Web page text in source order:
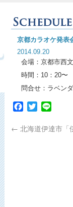
京都カラオケ発表
2014.09.20
会場：京都市西
時間：10：20
問合せ：ラベン
Facebook
Twitter
← 北海道伊達市「